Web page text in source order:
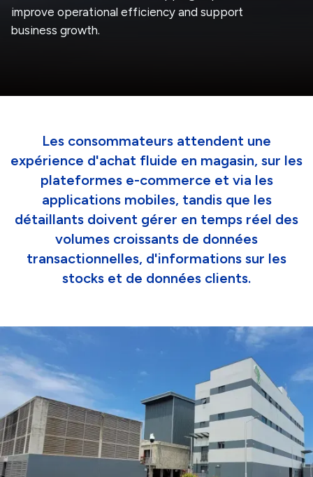
improve operational efficiency and support
business growth.
Les consommateurs attendent une
expérience d'achat fluide en magasin, sur les
plateformes e-commerce et via les
applications mobiles, tandis que les
détaillants doivent gérer en temps réel des
volumes croissants de données
transactionnelles, d'informations sur les
stocks et de données clients.